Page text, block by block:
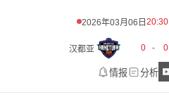
2026年03月06日 20:30
汉都亚 0 - 0
情报 分析